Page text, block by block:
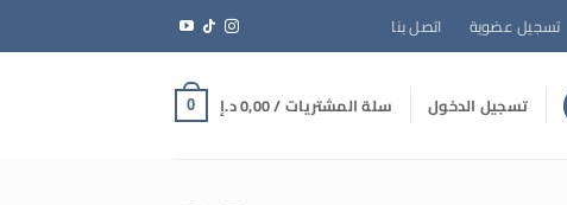
تسجيل عضوية اتصل بنا
تسجيل الدخول سلة المشتريات /0,00د.إ 0